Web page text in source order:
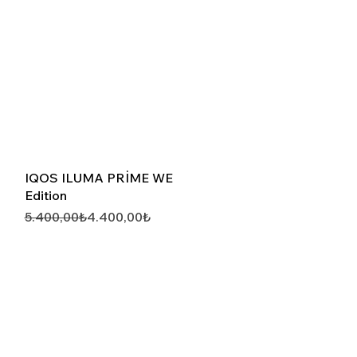
Hızlı Görünüm
IQOS ILUMA PRİME WE
Edition
Normal Fiyat
5.400,00₺
İndirimli Fiyat4.400,00₺